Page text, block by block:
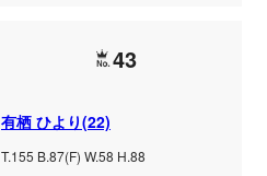
43
有栖 ひより(22)
T.155 B.87(F) W.58 H.88